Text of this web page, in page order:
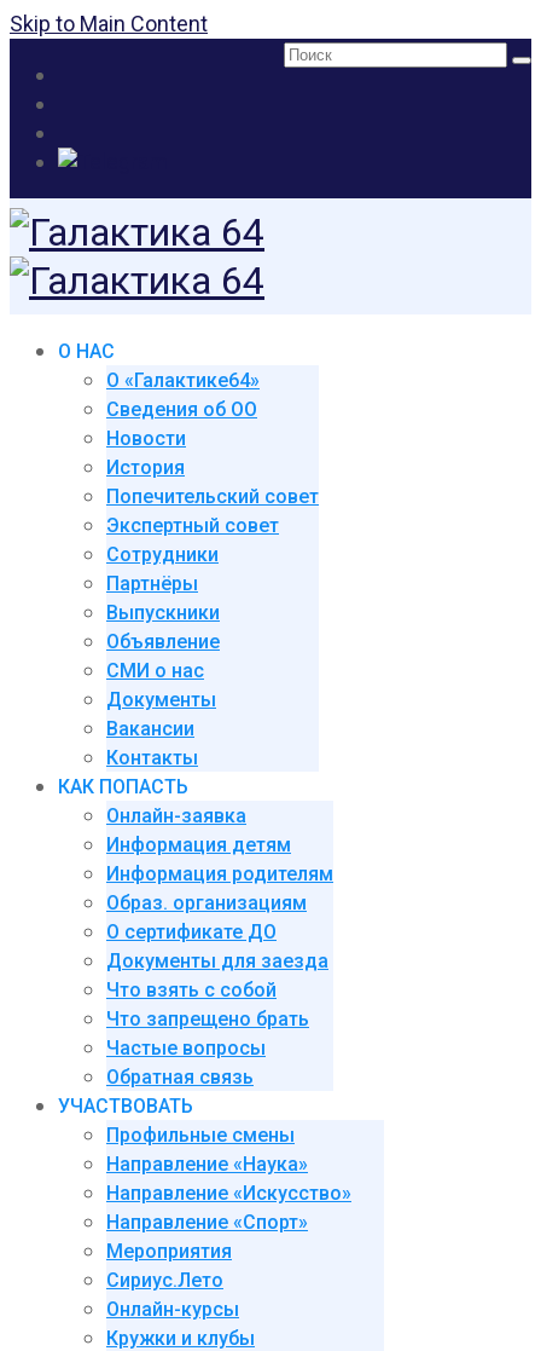
Skip to Main Content
Поиск:
О НАС
О «Галактике64»
Сведения об ОО
Новости
История
Попечительский совет
Экспертный совет
Сотрудники
Партнёры
Выпускники
Объявление
СМИ о нас
Документы
Вакансии
Контакты
КАК ПОПАСТЬ
Онлайн-заявка
Информация детям
Информация родителям
Образ. организациям
О сертификате ДО
Документы для заезда
Что взять с собой
Что запрещено брать
Частые вопросы
Обратная связь
УЧАСТВОВАТЬ
Профильные смены
Направление «Наука»
Направление «Искусство»
Направление «Спорт»
Мероприятия
Сириус.Лето
Онлайн-курсы
Кружки и клубы